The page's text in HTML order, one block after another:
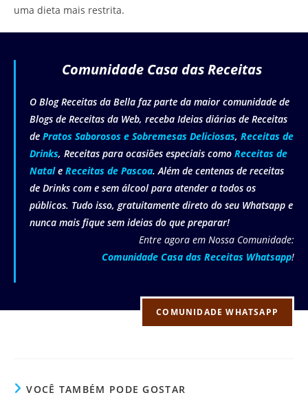
uma dieta mais restrita.
Comunidade Casa das Receitas
O Blog Receitas da Bella faz parte da maior comunidade de
Blogs de Receitas da Web, receba Ideias diárias de Receitas
de Pratos Saborosos e Sobremesas Deliciosas, Receitas de
Drinks, Receitas para ocasiões especiais como Receitas de
Natale Receitas de Pascoa. Além de centenas de receitas
de Drinks com e sem álcool para atender a todos os
públicos. Tudo isso, gratuitamente direto do seu Whatsapp e
nunca mais fique sem ideias do que preparar!
Entre agora em Nossa Comunidade:
Comunidade Casa das Receitas Whatsapp!
COMUNIDADE WHATSAPP
VOCÊ TAMBÉM PODE GOSTAR